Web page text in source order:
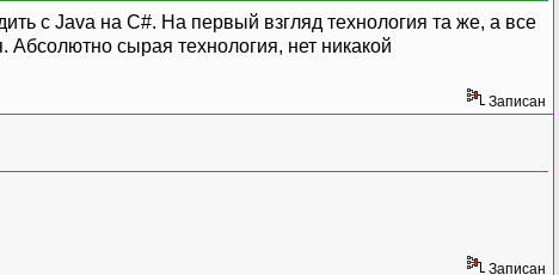
с Java на C#. На первый взгляд технология та же, а все
Абсолютно сырая технология, нет никакой
Записан
Записан